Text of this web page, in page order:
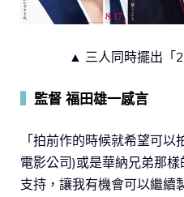
▲ 三人同時擺出「
監督 福田雄一感言
「拍前作的時候就希望可
電影公司)或是華納兄弟那
支持，讓我有機會可以繼續